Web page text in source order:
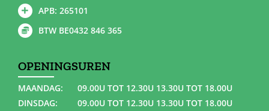
APB: 265101
BTW BE0432 846 365
OPENINGSUREN
MAANDAG:
09.00U TOT 12.30U 13.30U TOT 18.00U
DINSDAG:
09.00U TOT 12.30U 13.30U TOT 18.00U